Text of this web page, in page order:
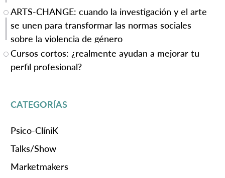
ARTS-CHANGE: cuando la investigación y el arte
se unen para transformar las normas sociales
sobre la violencia de género
Cursos cortos: ¿realmente ayudan a mejorar tu
perfil profesional?
CATEGORÍAS
Psico-ClíniK
Talks/Show
Marketmakers